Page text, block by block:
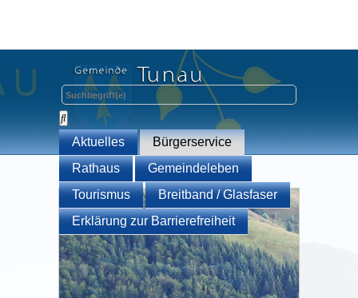
Aktuelles
Bürgerservice
Rathaus
Gemeindeleben
Tourismus
Breitband / Glasfaser
Erklärung zur Barrierefreiheit